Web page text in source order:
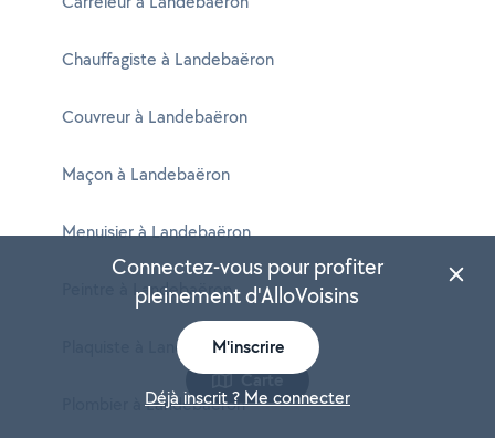
Chauffagiste à Landebaëron
Couvreur à Landebaëron
Maçon à Landebaëron
Menuisier à Landebaëron
Peintre à Landebaëron
Plaquiste à Landebaëron
Plombier à Landebaëron
Carte
Connectez-vous pour profiter
pleinement d'AlloVoisins
M'inscrire
Déjà inscrit ? Me connecter